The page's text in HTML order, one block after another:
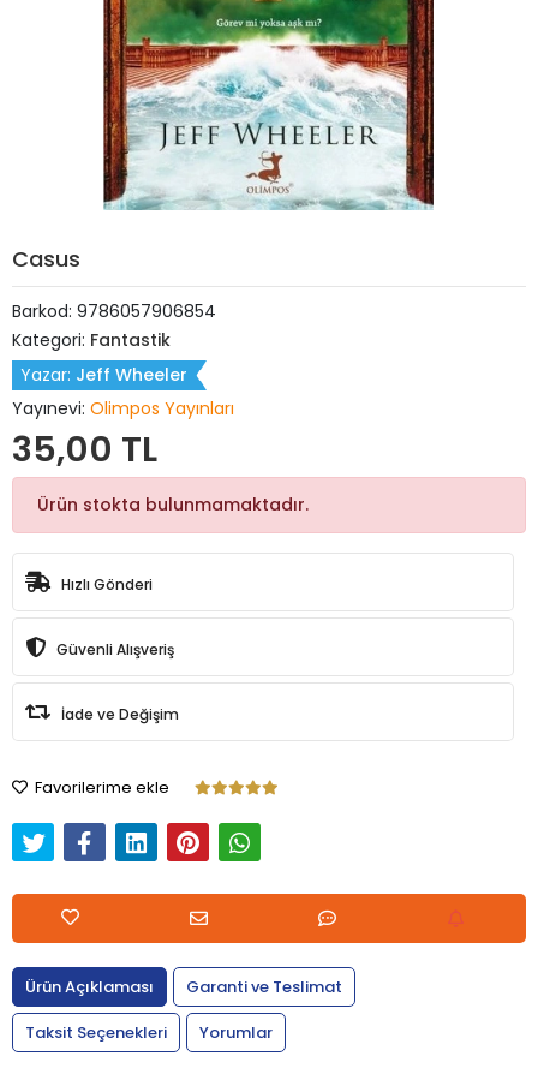
Casus
Barkod: 9786057906854
Kategori: Fantastik
Yazar: Jeff Wheeler
Yayınevi: Olimpos Yayınları
35,00 TL
Ürün stokta bulunmamaktadır.
Hızlı Gönderi
Güvenli Alışveriş
İade ve Değişim
Favorilerime ekle
Ürün Açıklaması
Garanti ve Teslimat
Taksit Seçenekleri
Yorumlar